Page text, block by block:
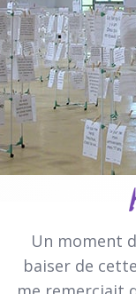
Un moment
baiser de